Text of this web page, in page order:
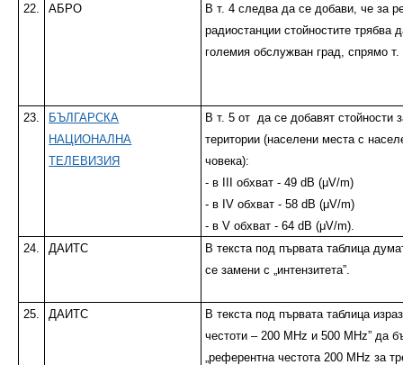
22. АБРО
В т. 4 следва да се добави, че за
радиостанции стойностите трябва
големия обслужван град, спрямо
23.
БЪЛГАРСКА
НАЦИОНАЛНА
ТЕЛЕВИЗИЯ
В т. 5 от да се добавят стойности
територии (населени места с
човека):
- в III обхват - 49 dB (μV/m)
- в IV обхват - 58 dB (μV/m)
- в V обхват - 64 dB (μV/m).
24.
ДАИТС
В текста под първата таблица
се замени с „интензитета”.
25. ДАИТС
В текста под първата таблица
честоти – 200 MHz и 500 MHz” да
„референтна честота 200 MHz за